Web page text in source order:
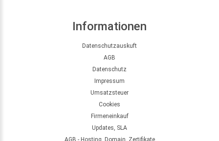
Informationen
Datenschutzauskuft
AGB
Datenschutz
Impressum
Umsatzsteuer
Cookies
Firmeneinkauf
Updates, SLA
AGB - Hosting, Domain, Zertifikate